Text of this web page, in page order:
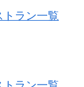
トラン一覧